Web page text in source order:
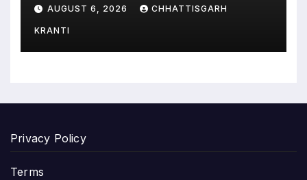
AUGUST 6, 2026 CHHATTISGARH
KRANTI
Privacy Policy
Terms